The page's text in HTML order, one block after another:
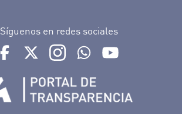
Síguenos en redes sociales
Ir a perfil de Auditorio de Tenerife en Facebook
Ir a perfil de Auditorio de Tenerife en
Ir a perfil de Auditorio de
Ir al Boletín Whatsapp